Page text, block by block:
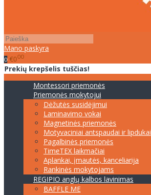
Mano paskyra
0 €000
Prekių krepšelis tuščias!
Montessori priemonės
Priemonės mokytojui
Dėžutės susidėjimui
Laminavimo vokai
Magnetinės priemonės
Motyvaciniai antspaudai ir lipdukai
Pagalbinės priemonės
TimeTEX laikmačiai
Aplankai, įmautės, kanceliarija
Rankinės mokytojams
REGIPIO anglų kalbos lavinimas
BAFFLE ME